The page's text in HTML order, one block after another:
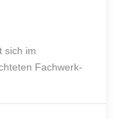
sich im
Fachwerk-